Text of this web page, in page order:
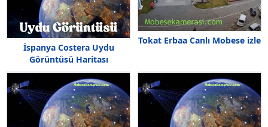
İspanya Costera Uydu
Görüntüsü Haritası
Tokat Erbaa Canlı Mobese izle